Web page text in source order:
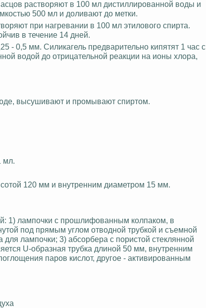
растворяют в 100 мл дистиллированной воды и
500 мл и доливают до метки.
при нагревании в 100 мл этилового спирта.
в течение 14 дней.
0,5 мм. Силикагель предварительно кипятят 1 час с
водой до отрицательной реакции на ионы хлора,
высушивают и промывают спиртом.
мл.
120 мм и внутренним диаметром 15 мм.
1) лампочки с прошлифованным колпаком, в
под прямым углом отводной трубкой и съемной
лампочки; 3) абсорбера с пористой стеклянной
U-образная трубка длиной 50 мм, внутренним
паров кислот, другое - активированным